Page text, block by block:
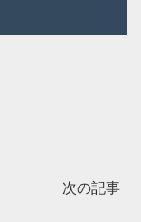
次の記事